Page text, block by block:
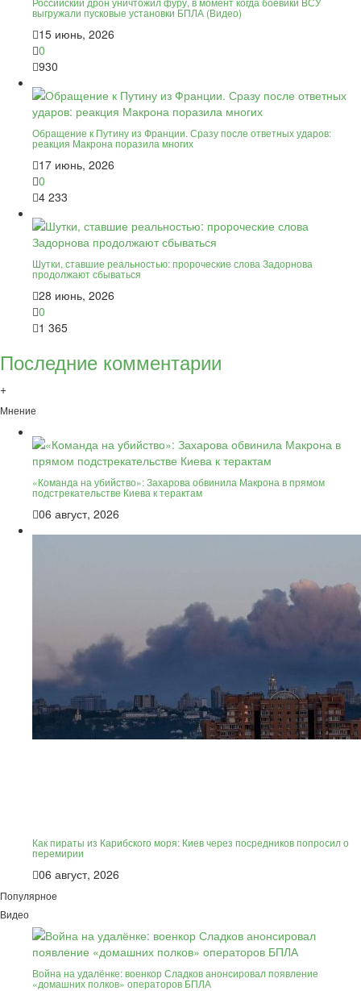
выгружали пусковые установки БПЛА (Видео)
15 июнь, 2026
0
930
Обращение к Путину из Франции. Сразу после ответных ударов:
реакция Макрона поразила многих
17 июнь, 2026
0
4 233
Шутки, ставшие реальностью: пророческие слова Задорнова
продолжают сбываться
28 июнь, 2026
0
1 365
Последние комментарии
+
Мнение
«Команда на убийство»: Захарова обвинила Макрона в прямом
подстрекательстве Киева к терактам
06 август, 2026
Как пираты из Карибского моря: Киев через посредников попросил о
перемирии
06 август, 2026
Популярное
Видео
Война на удалёнке: военкор Сладков анонсировал появление
«домашних полков» операторов БПЛА